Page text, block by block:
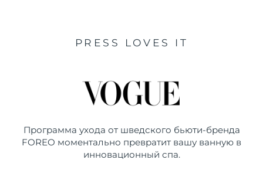
PRESS LOVES IT
Программа ухода от шведского бьюти-бренда
FOREO моментально превратит вашу ванную в
инновационный спа.